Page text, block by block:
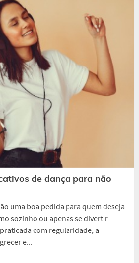
de dança para não
uma boa pedida para quem deseja
sozinho ou apenas se divertir
com regularidade, a
e...